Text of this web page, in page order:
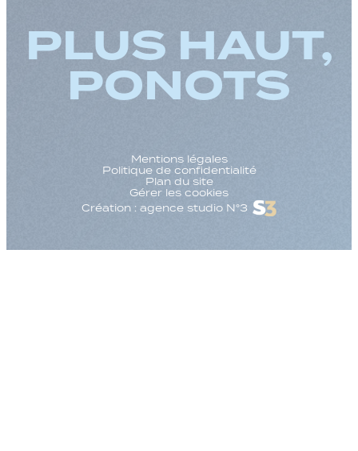
PLUS HAUT,
PONOTS
Mentions légales
Politique de confidentialité
Plan du site
Gérer les cookies
Création : agence studio N°3